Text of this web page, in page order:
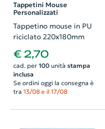
Tappetini Mouse
Personalizzati
Tappetino mouse in PU
riciclato 220x180mm
€ 2,70
cad. per 100unità stampa
inclusa
Se ordini oggi la consegna è
tra 13/08 e il 17/08